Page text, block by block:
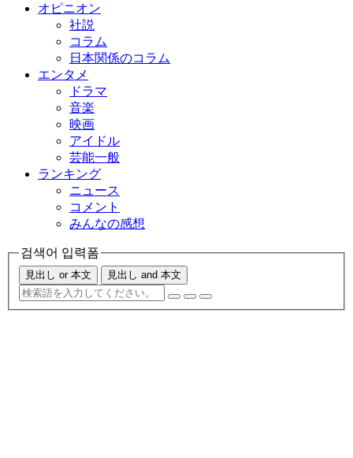
オピニオン
社説
コラム
日本関係のコラム
エンタメ
ドラマ
音楽
映画
アイドル
芸能一般
ランキング
ニュース
コメント
みんなの感想
검색어 입력폼
見出し or 本文 見出し and 本文